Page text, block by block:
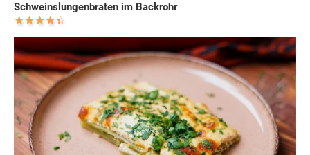
Schweinslungenbraten im Backrohr